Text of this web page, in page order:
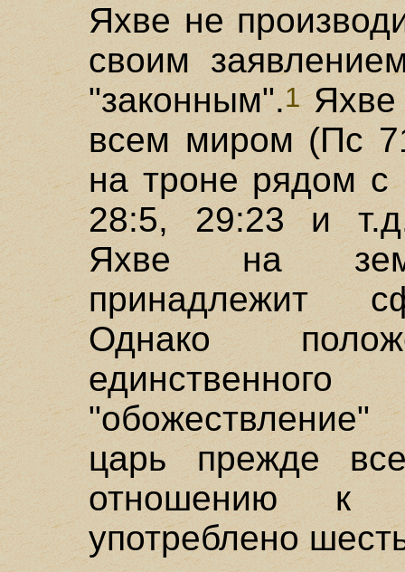
Яхве не
своим
"законным".1Яхве
всем миром (Пс
на троне рядом
28:5, 29:23 и
Яхве на
принадлежит
Однако
царь прежде
отношению к
употреблено